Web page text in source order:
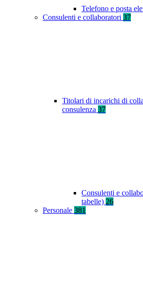
Telefono e posta
Consulenti e collaboratori 37
Titolari di incarichi di
consulenza 37
Consulenti e
tabelle) 26
Personale 381